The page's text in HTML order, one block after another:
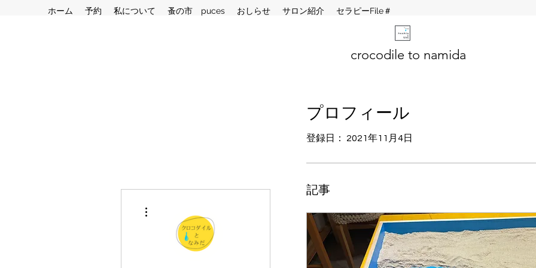
ホーム 予約 私について 蚤の市 puces おしらせ サロン紹介 セラピーFile＃
crocodile to namida
プロフィール
登録日： 2021年11月4日
記事